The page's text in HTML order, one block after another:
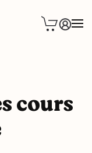
cours